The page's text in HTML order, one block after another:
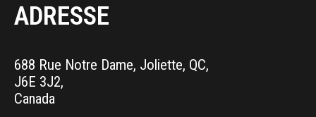
ADRESSE
688 Rue Notre Dame, Joliette, QC,
J6E 3J2,
Canada